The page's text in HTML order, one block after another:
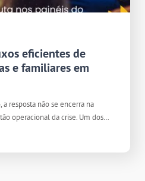
eficientes de
e familiares em
resposta não se encerra na
operacional da crise. Um dos…